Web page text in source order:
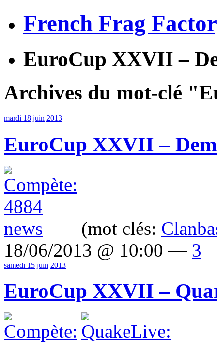
French Frag
EuroCup XXVII –
Archives du mot-clé
mardi 18 juin 2013
EuroCup XXVII –
(mot clés:
18/06/2013 @ 10:00 — 3
samedi 15 juin 2013
EuroCup XXVII –